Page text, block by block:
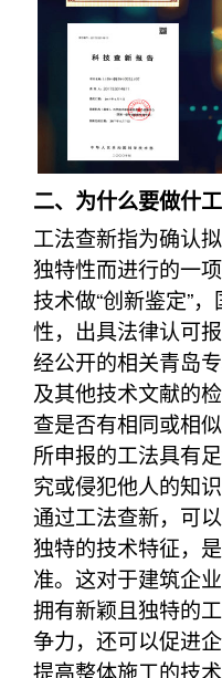
二、为什么要做什
工法查新指为确认
独特性而进行的一
技术做“创新鉴定”
性，出具法律认可
经公开的相关青岛
及其他技术文献的
查是否有相同或相
所申报的工法具有
究或侵犯他人的知识
通过工法查新，可
独特的技术特征，
准。这对于建筑企
拥有新颖且独特的
争力，还可以促进
提高整体施工的技